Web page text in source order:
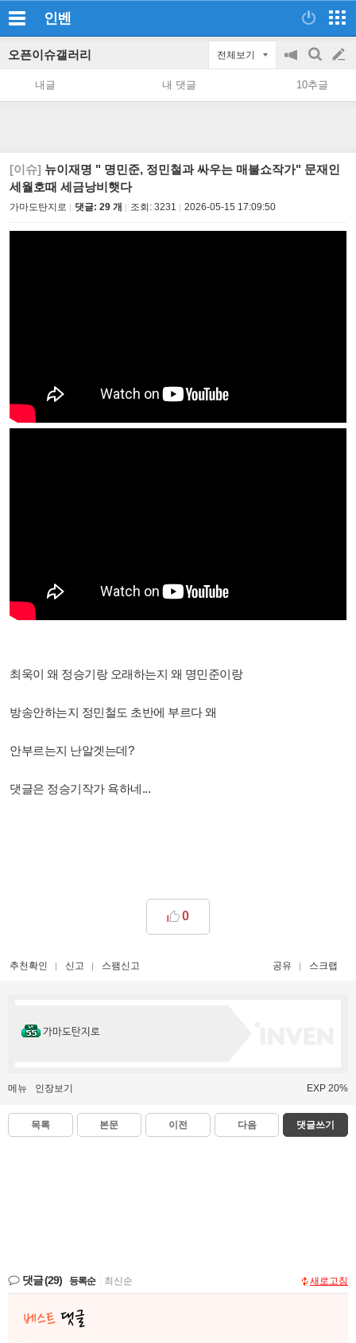
인벤
오픈이슈갤러리 전체보기
공
지
on/off
검
색
글
쓰
내글 내 댓글 10추글
[이슈] 뉴이재명 " 명민준, 정민철과 싸우는 매불쇼작가" 문재인
세월호때 세금낭비햇다
가마도탄지로 댓글: 29 개 조회: 3231 2026-05-15 17:09:50
최욱이 왜 정승기랑 오래하는지 왜 명민준이랑
방송안하는지 정민철도 초반에 부르다 왜
안부르는지 난알겟는데?
댓글은 정승기작가 욕하네...
0
추천확인 신고 스팸신고 공유 스크랩
가마도탄지로
메뉴 인장보기 EXP 20%
목록 본문 이전 다음 댓글쓰기
댓글(29) 등록순 최신순 새로고침